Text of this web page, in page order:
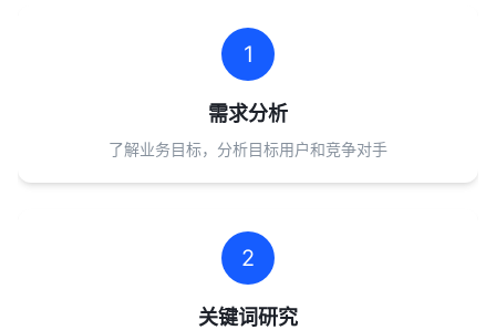
1
需求分析
了解业务目标，分析目标用户和竞争对手
2
关键词研究